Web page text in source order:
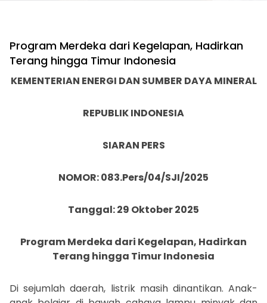
Program Merdeka dari Kegelapan, Hadirkan
Terang hingga Timur Indonesia
KEMENTERIAN ENERGI DAN SUMBER DAYA MINERAL
REPUBLIK INDONESIA
SIARAN PERS
NOMOR: 083.Pers/04/SJI/2025
Tanggal: 29 Oktober 2025
Program Merdeka dari Kegelapan, Hadirkan
Terang hingga Timur Indonesia
Di sejumlah daerah, listrik masih dinantikan. Anak-